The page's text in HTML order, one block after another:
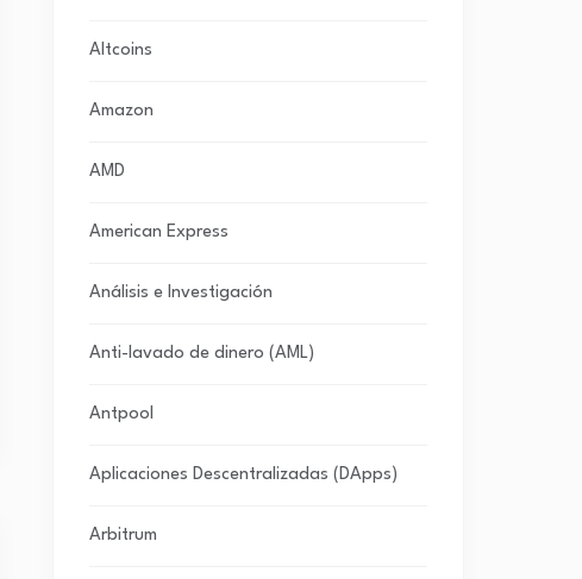
Altcoins
Amazon
AMD
American Express
Análisis e Investigación
Anti-lavado de dinero (AML)
Antpool
Aplicaciones Descentralizadas (DApps)
Arbitrum